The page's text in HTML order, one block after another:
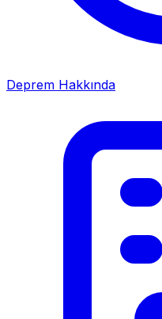
Deprem Hakkında